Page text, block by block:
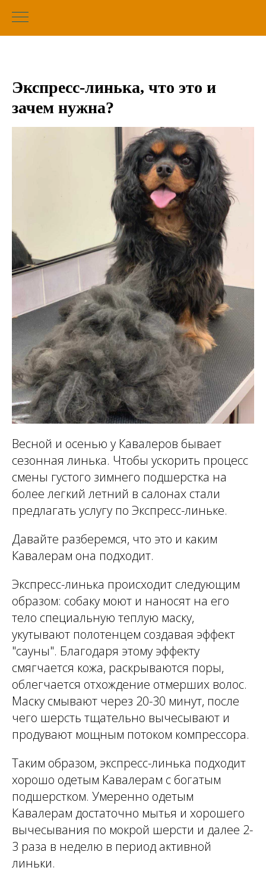
Экспресс-линька, что это и
зачем нужна?
Весной и осенью у Кавалеров бывает
сезонная линька. Чтобы ускорить процесс
смены густого зимнего подшерстка на
более легкий летний в салонах стали
предлагать услугу по Экспресс-линьке.
Давайте разберемся, что это и каким
Кавалерам она подходит.
Экспресс-линька происходит следующим
образом: собаку моют и наносят на его
тело специальную теплую маску,
укутывают полотенцем создавая эффект
"сауны". Благодаря этому эффекту
смягчается кожа, раскрываются поры,
облегчается отхождение отмерших волос.
Маску смывают через 20-30 минут, после
чего шерсть тщательно вычесывают и
продувают мощным потоком компрессора.
Таким образом, экспресс-линька подходит
хорошо одетым Кавалерам с богатым
подшерстком. Умеренно одетым
Кавалерам достаточно мытья и хорошего
вычесывания по мокрой шерсти и далее 2-
3 раза в неделю в период активной
линьки.